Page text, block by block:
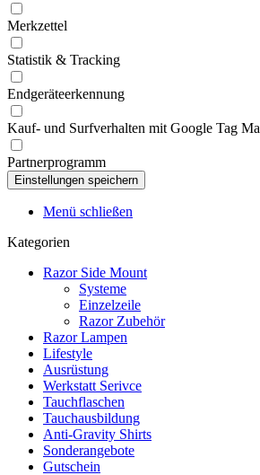
Merkzettel
Statistik & Tracking
Endgeräteerkennung
Kauf- und Surfverhalten mit Google Tag
Partnerprogramm
Menü schließen
Kategorien
Razor Side Mount
Systeme
Einzelzeile
Razor Zubehör
Razor Lampen
Lifestyle
Ausrüstung
Werkstatt Serivce
Tauchflaschen
Tauchausbildung
Anti-Gravity Shirts
Sonderangebote
Gutschein